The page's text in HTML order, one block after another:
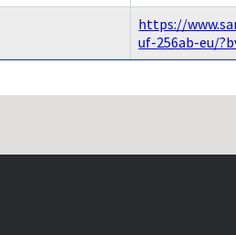
https://
uf-256ab-eu/